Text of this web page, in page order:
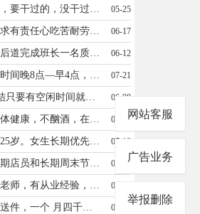
招补苗补边的男女都行，要干过的，没干过不用，能干七八天，240一天十个小时，供吃住，13763767188 05-25
招聘电动三轮送货员要求有责任心吃苦耐劳薪资优厚联系方式15146531363 06-17
森峰服装厂扩容招聘：后道完成班长一名质检2名，机台工15人.模板2人，常年订单稳定，不压工资，电话15776021693 06-12
招聘夜班女吧员，工作时间晚8点—早4点，长期，短期勿扰。有责任心。15845533535微信电话同步 07-21
招聘挣现钱 一份一结只要有空闲时间就能干 15845530356 06-08
找60左右岁的男士，身体健康，不酗酒，在场地看护，有意者电话联系，工资面谈13763738199 02-08
招聘：男生，年龄20～25岁。女生长期优先年龄20岁～38岁，大医院南三好想来。18944558862 07-19
甜啦啦鲜果茶招牌：长期店员和长期周末节假日兼职店员，有意者联系电话☎️18845525222(微信同步 03-19
教育机构招聘小学英语老师，有从业经验，短期勿扰 16604554366 07-29
驿站招聘快递员，取件送件，一个 月四千中午供一顿饭，驿站有车会 开三轮电动车就行，老板事少活好 干 联系电话18945508590 04-02
网站客服
广告业务
举报删除